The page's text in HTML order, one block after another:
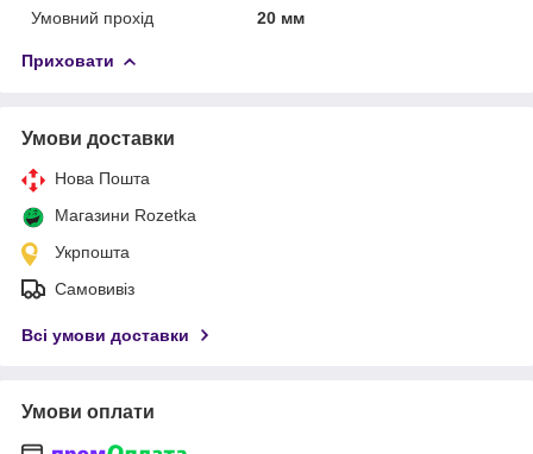
Умовний прохід
20 мм
Приховати
Умови доставки
Нова Пошта
Магазини Rozetka
Укрпошта
Самовивіз
Всі умови доставки
Умови оплати